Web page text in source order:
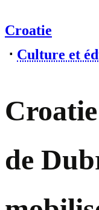
Croatie
⋅ Culture et
de